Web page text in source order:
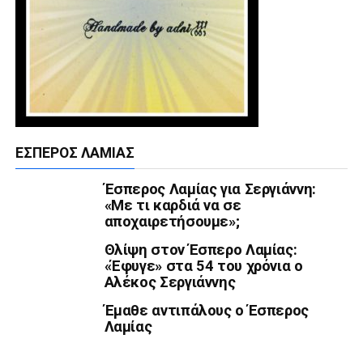
ΈΣΠΕΡΟΣ ΛΑΜΊΑΣ
Έσπερος Λαμίας για Σεργιάννη:
«Με τι καρδιά να σε
αποχαιρετήσουμε»;
Θλίψη στον Έσπερο Λαμίας:
«Έφυγε» στα 54 του χρόνια ο
Αλέκος Σεργιάννης
Έμαθε αντιπάλους ο Έσπερος
Λαμίας